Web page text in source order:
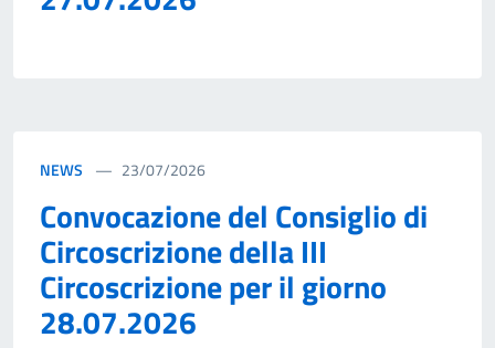
NEWS 23/07/2026
Convocazione del Consiglio di
Circoscrizione della III
Circoscrizione per il giorno
28.07.2026